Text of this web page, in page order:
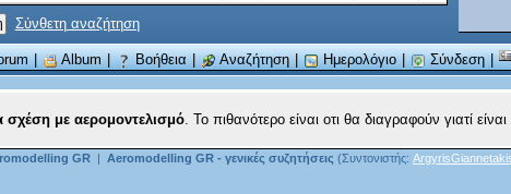
Σύνθετη αναζήτηση
| Album| Βοήθεια| Αναζήτηση| Ημερολόγιο| Σύνδεση|
σχέση με αερομοντελισμό . Το πιθανότερο είναι οτι θα διαγραφούν γιατί
GR | Aeromodelling GR - γενικές συζητήσεις (Συντονιστής: